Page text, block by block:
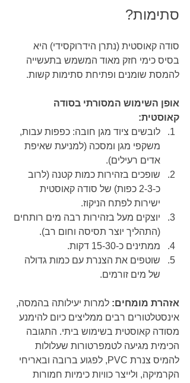
סתימות?
סודה קאוסטית (נתרן הידרוקסידי) היא
בסיס כימי חזק מאוד המשמש בתעשייה
להמסת שומנים ופתיחת סתימות קשות.
אופן השימוש המסורתי בסודה
קאוסטית:
לובשים ציוד מגן חובה: כפפות עבות,
משקפי מגן ומסכה (למניעת שאיפת
אדים רעילים).
שופכים בזהירות כמות קטנה (לרוב
כ-2-3 כפות) של סודה קאוסטית
ישירות לפתח הניקוז.
יוצקים מעל בזהירות רבה מים רותחים
(התהליך יוצר תסיסה וחום רב).
ממתינים כ-15-30 דקות.
שוטפים את הצנרת עם כמות גדולה
של מים זורמים.
אזהרת מומחים: למרות יעילותה בהמסה,
אינסטלטורים רבים ממליצים כיום להימנע
מסודה קאוסטית בשימוש ביתי. התגובה
הכימית מגיעה לטמפרטורות שעלולות
להמיס צנרת PVC, לפגוע ברובה ובאריחי
הקרמיקה, ולייצר כוויות כימיות חמורות